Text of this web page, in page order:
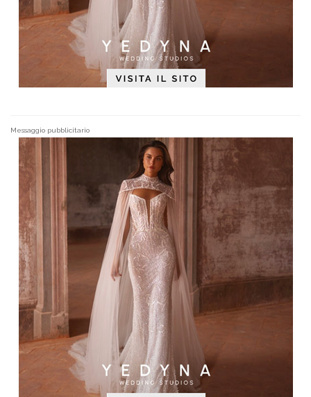
Messaggio pubblicitario